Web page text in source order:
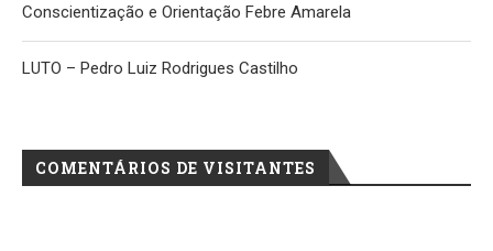
Conscientização e Orientação Febre Amarela
LUTO – Pedro Luiz Rodrigues Castilho
COMENTÁRIOS DE VISITANTES